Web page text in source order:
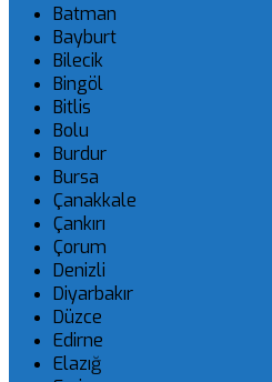
Batman
Bayburt
Bilecik
Bingöl
Bitlis
Bolu
Burdur
Bursa
Çanakkale
Çankırı
Çorum
Denizli
Diyarbakır
Düzce
Edirne
Elazığ